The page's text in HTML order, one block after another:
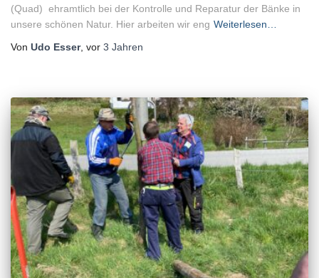
(Quad) ehramtlich bei der Kontrolle und Reparatur der Bänke in
unsere schönen Natur. Hier arbeiten wir eng Weiterlesen…
Von Udo Esser, vor 3 Jahren